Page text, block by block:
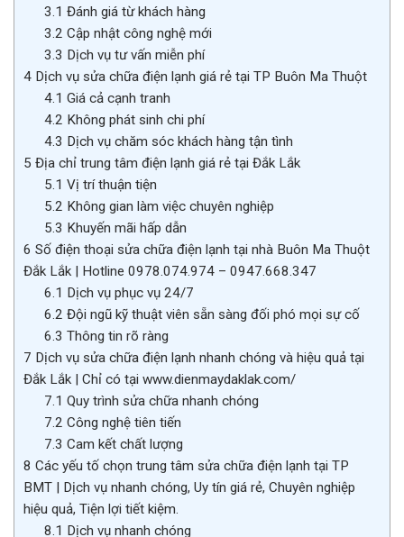
3.1 Đánh giá từ khách hàng
3.2 Cập nhật công nghệ mới
3.3 Dịch vụ tư vấn miễn phí
4 Dịch vụ sửa chữa điện lạnh giá rẻ tại TP Buôn Ma Thuột
4.1 Giá cả cạnh tranh
4.2 Không phát sinh chi phí
4.3 Dịch vụ chăm sóc khách hàng tận tình
5 Địa chỉ trung tâm điện lạnh giá rẻ tại Đắk Lắk
5.1 Vị trí thuận tiện
5.2 Không gian làm việc chuyên nghiệp
5.3 Khuyến mãi hấp dẫn
6 Số điện thoại sửa chữa điện lạnh tại nhà Buôn Ma Thuột
Đắk Lắk | Hotline 0978.074.974 – 0947.668.347
6.1 Dịch vụ phục vụ 24/7
6.2 Đội ngũ kỹ thuật viên sẵn sàng đối phó mọi sự cố
6.3 Thông tin rõ ràng
7 Dịch vụ sửa chữa điện lạnh nhanh chóng và hiệu quả tại
Đắk Lắk | Chỉ có tại www.dienmaydaklak.com/
7.1 Quy trình sửa chữa nhanh chóng
7.2 Công nghệ tiên tiến
7.3 Cam kết chất lượng
8 Các yếu tố chọn trung tâm sửa chữa điện lạnh tại TP
BMT | Dịch vụ nhanh chóng, Uy tín giá rẻ, Chuyên nghiệp
hiệu quả, Tiện lợi tiết kiệm.
8.1 Dịch vụ nhanh chóng